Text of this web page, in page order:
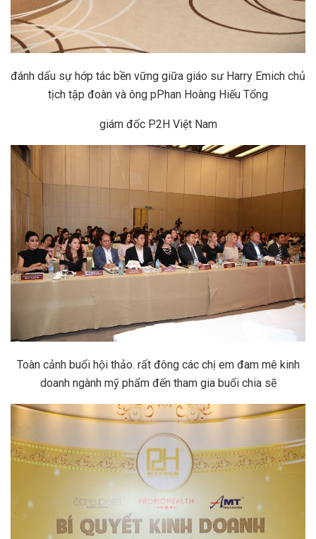
đánh dấu sự hớp tác bền vững giữa giáo sư Harry Emich chủ
tịch tập đoàn và ông pPhan Hoàng Hiếu Tổng
giám đốc P2H Việt Nam
Toàn cảnh buổi hội thảo. rất đông các chị em đam mê kinh
doanh ngành mỹ phẩm đến tham gia buổi chia sẽ